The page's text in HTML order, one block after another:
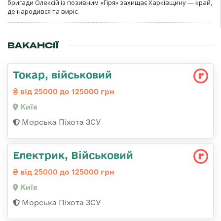
бригади Олексій із позивним «Гіря» захищає Харківщину — край,
де народився та виріс.
ВАКАНСІЇ
Токаp, військовий
від 25000 до 125000 грн
Київ
Морська Піхота ЗСУ
Електрик, Військовий
від 25000 до 125000 грн
Київ
Морська Піхота ЗСУ